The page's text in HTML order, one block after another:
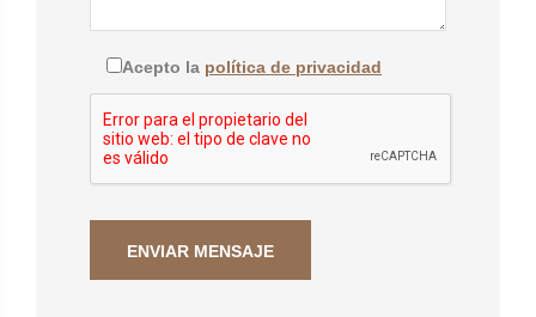
Acepto la política de privacidad